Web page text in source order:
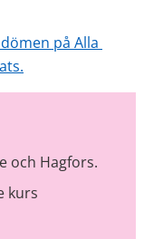
på Alla
och Hagfors.
kurs